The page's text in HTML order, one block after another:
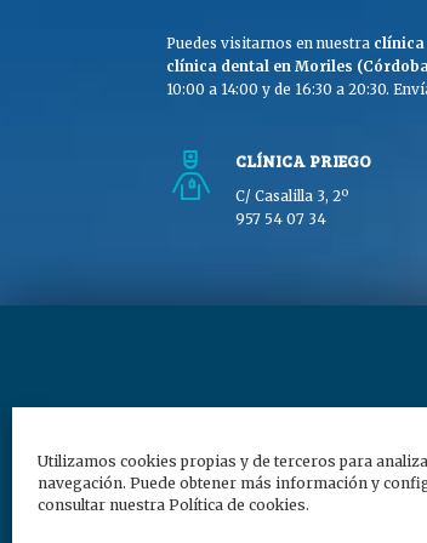
Utilizamos cookies propias y de terceros para
navegación. Puede obtener más información y
consultar nuestra Política de cookies.
Puedes visitarnos en nuestra clínica
clínica dental en Moriles
10:00 a 14:00 y de 16:30 a 20:30.
CLÍNICA PRIEGO
C/ Casalilla 3, 2º
957 54 07 34